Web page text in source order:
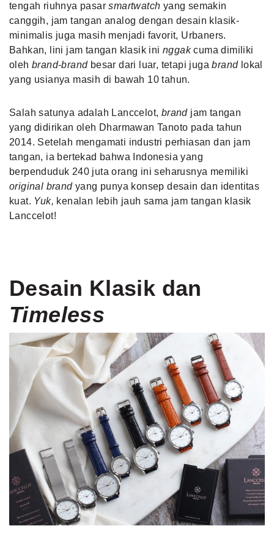
tengah riuhnya pasarsmartwatch yang semakin
canggih, jam tangan analog dengan desain klasik-
minimalis juga masih menjadi favorit, Urbaners.
Bahkan, lini jam tangan klasik ini nggakcuma dimiliki
oleh brand-brandbesar dari luar, tetapi juga brandlokal
yang usianya masih di bawah 10 tahun.
Salah satunya adalah Lanccelot, brandjam tangan
yang didirikan oleh Dharmawan Tanoto pada tahun
2014. Setelah mengamati industri perhiasan dan jam
tangan, ia bertekad bahwa Indonesia yang
berpenduduk 240 juta orang ini seharusnya memiliki
original brandyang punya konsep desain dan identitas
kuat. Yuk, kenalan lebih jauh sama jam tangan klasik
Lanccelot!
Desain Klasik dan
Timeless